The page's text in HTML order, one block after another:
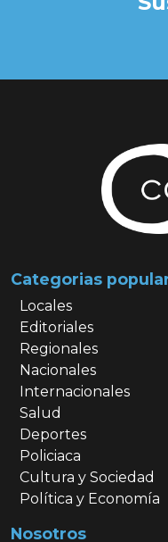
Categorias
Locales
Editoriales
Regionales
Nacionales
Internacionales
Salud
Deportes
Policiaca
Cultura y Sociedad
Política y Economía
Nosotros